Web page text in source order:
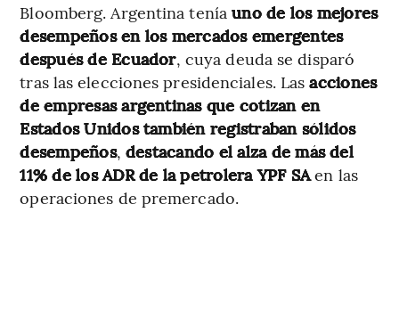
Bloomberg. Argentina teníauno de los mejores
desempeños en los mercados emergentes
después de Ecuador, cuya deuda se disparó
tras las elecciones presidenciales. Lasacciones
de empresas argentinas que cotizan en
Estados Unidos también registraban sólidos
desempeños, destacando el alza de más del
11% de los ADR de la petrolera YPF SAen las
operaciones de premercado.